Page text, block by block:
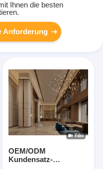
Ihnen die besten
Anforderung
OEM/ODM
Kundensatz-